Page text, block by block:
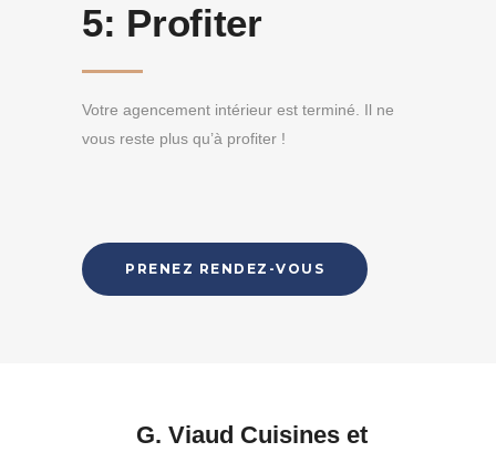
5: Profiter
Votre agencement intérieur est terminé. Il ne
vous reste plus qu’à profiter !
PRENEZ RENDEZ-VOUS
G. Viaud Cuisines et